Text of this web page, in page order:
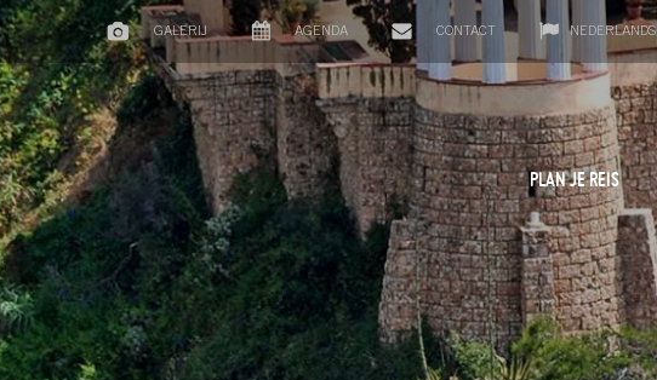
GALERIJ AGENDA CONTACT NEDERLANDS
PLAN JE REIS